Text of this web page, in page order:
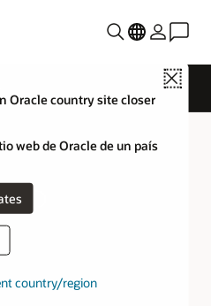
Close
Oracle country site closer
web de Oracle de un país
country/region